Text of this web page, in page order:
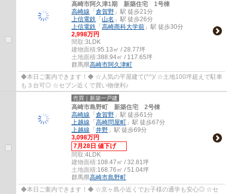
高崎市阿久津1期 新築住宅 1号棟
高崎線 「 倉賀野 」駅 徒歩21分
上信電鉄 「 山名 」駅 徒歩26分
上信電鉄 「 高崎商科大学前 」駅 徒歩30分
2,998万円
間取:3LDK
建物面積:95.13㎡ / 28.77坪
土地面積:388.94㎡ / 117.65坪
群馬県高崎市阿久津町
◆本日ご案内できます！◆ ☆人気の平屋建て(^^)/ ☆土地100坪超えで駐車
も３台可◎ ☆セブン近くで買い物便利♪
売買｜新築一戸建
高崎市島野町 新築住宅 2号棟
高崎線 「 倉賀野 」駅 徒歩61分
上越線 「 高崎問屋町 」駅 徒歩67分
上越線 「 井野 」駅 徒歩69分
3,098万円
7月28日 値下げ
間取:4LDK
建物面積:108.47㎡ / 32.81坪
土地面積:168.76㎡ / 51.04坪
群馬県高崎市島野町
◆本日ご案内できます！◆ ☆京ヶ島小近くでお子様の通学も安心◎ ☆セ